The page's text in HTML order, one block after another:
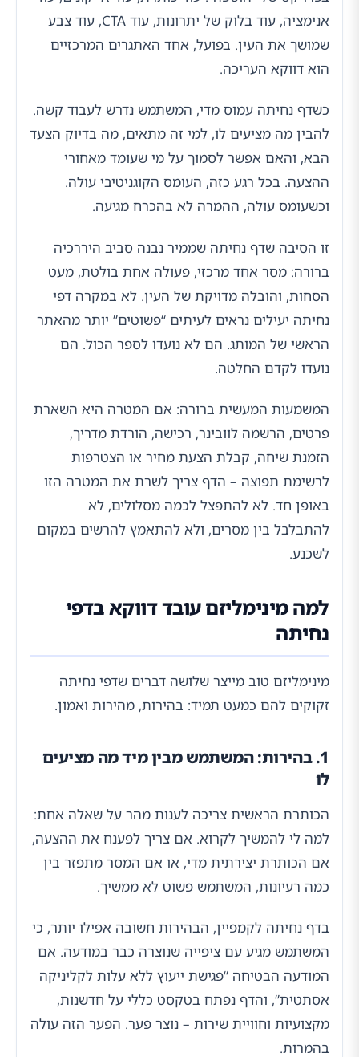
אנימציה, עוד בלוק של יתרונות, עוד CTA, עוד צבע
שמושך את העין. בפועל, אחד האתגרים המרכזיים
הוא דווקא העריכה.
כשדף נחיתה עמוס מדי, המשתמש נדרש לעבוד קשה.
להבין מה מציעים לו, למי זה מתאים, מה בדיוק הצעד
הבא, והאם אפשר לסמוך על מי שעומד מאחורי
ההצעה. בכל רגע כזה, העומס הקוגניטיבי עולה.
וכשעומס עולה, ההמרה לא בהכרח מגיעה.
זו הסיבה שדף נחיתה שממיר נבנה סביב היררכיה
ברורה: מסר אחד מרכזי, פעולה אחת בולטת, מעט
הסחות, והובלה מדויקת של העין. לא במקרה דפי
נחיתה יעילים נראים לעיתים “פשוטים” יותר מהאתר
הראשי של המותג. הם לא נועדו לספר הכול. הם
נועדו לקדם החלטה.
המשמעות המעשית ברורה: אם המטרה היא השארת
פרטים, הרשמה לוובינר, רכישה, הורדת מדריך,
הזמנת שיחה, קבלת הצעת מחיר או הצטרפות
לרשימת תפוצה – הדף צריך לשרת את המטרה הזו
באופן חד. לא להתפצל לכמה מסלולים, לא
להתבלבל בין מסרים, ולא להתאמץ להרשים במקום
לשכנע.
למה מינימליזם עובד דווקא בדפי
נחיתה
מינימליזם טוב מייצר שלושה דברים שדפי נחיתה
זקוקים להם כמעט תמיד: בהירות, מהירות ואמון.
1. בהירות: המשתמש מבין מיד מה מציעים
לו
הכותרת הראשית צריכה לענות מהר על שאלה אחת:
למה לי להמשיך לקרוא. אם צריך לפענח את ההצעה,
אם הכותרת יצירתית מדי, או אם המסר מתפזר בין
כמה רעיונות, המשתמש פשוט לא ממשיך.
בדף נחיתה לקמפיין, הבהירות חשובה אפילו יותר, כי
המשתמש מגיע עם ציפייה שנוצרה כבר במודעה. אם
המודעה הבטיחה “פגישת ייעוץ ללא עלות לקליניקה
אסתטית”, והדף נפתח בטקסט כללי על חדשנות,
מקצועיות וחוויית שירות – נוצר פער. הפער הזה עולה
בהמרות.